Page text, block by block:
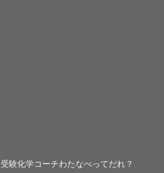
受験化学コーチわたなべってだれ？